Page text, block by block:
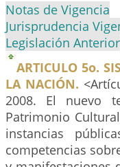
Notas de Vigencia
Jurisprudencia
Legislación Anterior
ARTICULO 5o.
LA NACIÓN.
2008. El nuevo
Patrimonio
instancias
competencias